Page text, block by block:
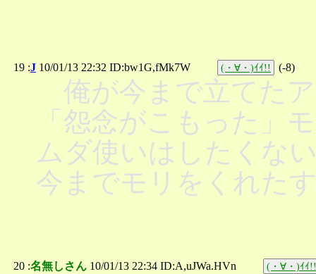
19 :J 10/01/13 22:32 ID:bw1G,fMk7W (・∀・)ｲｲ!! (-8)
俺が今まで立てた
「怨念がこもった」
ムダ使いはしたくな
今までモリをくれた
20 :名無しさん 10/01/13 22:34 ID:A,uJWa.HVn (・∀・)ｲｲ!!